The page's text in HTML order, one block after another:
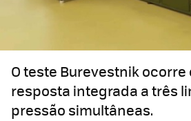
O teste Burevestnik ocorre
resposta integrada a três
pressão simultâneas.